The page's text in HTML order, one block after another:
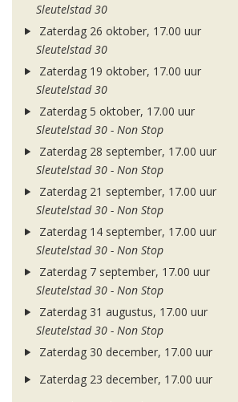
Sleutelstad 30
Zaterdag 26 oktober, 17.00 uur
Sleutelstad 30
Zaterdag 19 oktober, 17.00 uur
Sleutelstad 30
Zaterdag 5 oktober, 17.00 uur
Sleutelstad 30 - Non Stop
Zaterdag 28 september, 17.00 uur
Sleutelstad 30 - Non Stop
Zaterdag 21 september, 17.00 uur
Sleutelstad 30 - Non Stop
Zaterdag 14 september, 17.00 uur
Sleutelstad 30 - Non Stop
Zaterdag 7 september, 17.00 uur
Sleutelstad 30 - Non Stop
Zaterdag 31 augustus, 17.00 uur
Sleutelstad 30 - Non Stop
Zaterdag 30 december, 17.00 uur
Zaterdag 23 december, 17.00 uur